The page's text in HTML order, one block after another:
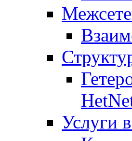
Услуги